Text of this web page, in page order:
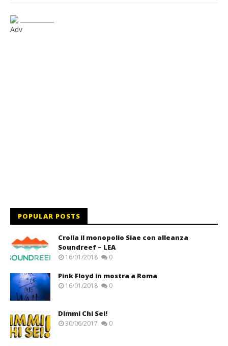
Adv
POPULAR POSTS
Crolla il monopolio Siae con alleanza
Soundreef – LEA
16/01/2018 0
Pink Floyd in mostra a Roma
16/01/2018 0
Dimmi Chi Sei!
30/06/2017 0